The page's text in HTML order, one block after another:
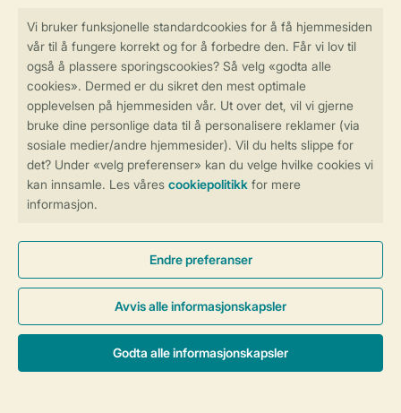
Mer info og preferanser
Sikker og rask online booking
Sikker datahåndtering
Sikker betaling
Betalingsmuligheder
Generelle betingelser Persondatapolitik
Cookies og bannere
© 2026 Landal